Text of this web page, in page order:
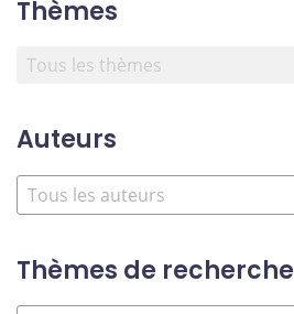
Thèmes
Auteurs
Thèmes de recherche